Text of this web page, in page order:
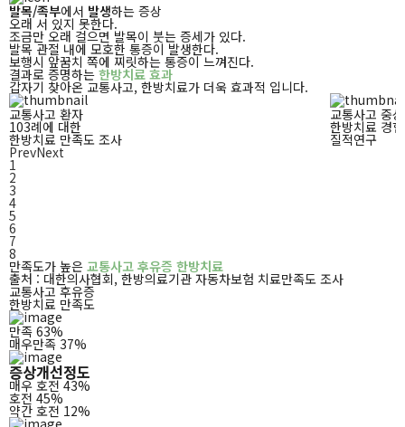
발목/족부에서 발생하는 증상
오래 서 있지 못한다.
조금만 오래 걸으면 발목이 붓는 증세가 있다.
발목 관절 내에 모호한 통증이 발생한다.
보행시 앞꿈치 쪽에 찌릿하는 통증이 느껴진다.
결과로 증명하는 한방치료 효과
갑자기 찾아온 교통사고, 한방치료가 더욱 효과적 입니다.
교통사고 환자
103례에 대한
한방치료 만족도 조사
교통사고 중
한방치료 경
질적연구
PrevNext
1
2
3
4
5
6
7
8
만족도가 높은 교통사고 후유증 한방치료
출처 : 대한의사협회, 한방의료기관 자동차보험 치료만족도 조사
교통사고 후유증
한방치료 만족도
만족 63%
매우만족 37%
증상개선정도
매우 호전 43%
호전 45%
약간 호전 12%